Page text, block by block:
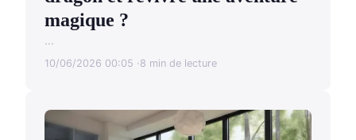
magique ?
...
10/06/2026 00:05 8 min de lecture